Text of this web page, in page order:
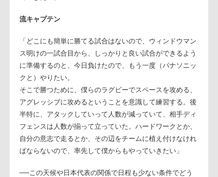
流キャプテン
「どこにも簡単に勝てる試合はないので、ウィンドウマン
ス明けの一試合目から、しっかりと良い試合ができるよう
に準備するのと、今日負けたので、もう一度（パナソニッ
クと）やりたい。
そこで勝つために、僕らのラグビーでスペースを攻める、
アグレッシブに攻めるということを意識して練習する。後
半特に、アタックしていって人数が減っていて、相手ディ
フェンスは人数が揃って立っていた。ハードワークとか、
自分の意志で走るとか、その辺をチームに植え付けなけれ
ばならないので、率先して僕からもやっていきたい」
──この天候や日本代表の関係で日程も少ない条件でどう